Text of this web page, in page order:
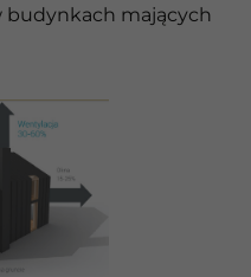
budynkach mających